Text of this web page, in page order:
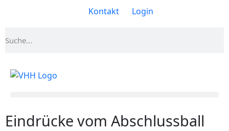
Kontakt Login
Eindrücke vom Abschlussball